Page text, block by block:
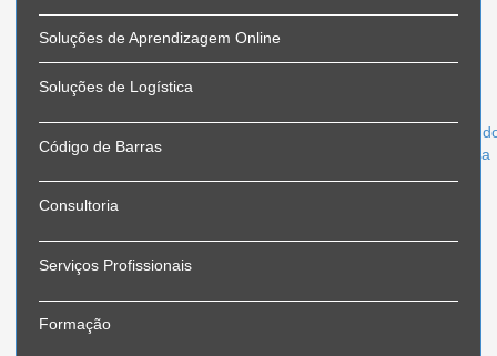
Talatona, Rua
Luanda, Angola
Soluções de Aprendizagem Online
Soluções de Logística
Código de Barras
Consultoria
Serviços Profissionais
Formação